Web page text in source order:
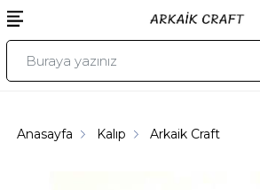
Anasayfa Kalıp Arkaik Craft